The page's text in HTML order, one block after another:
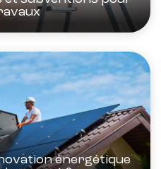
énergétique